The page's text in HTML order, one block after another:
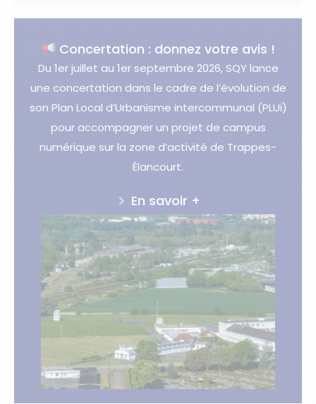
Concertation : donnez votre avis !
Du 1er juillet au 1er septembre 2026, SQY lance
une concertation dans le cadre de l’évolution de
son Plan Local d’Urbanisme intercommunal (PLUi)
pour accompagner un projet de campus
numérique sur la zone d’activité de Trappes-
Élancourt.
En savoir +